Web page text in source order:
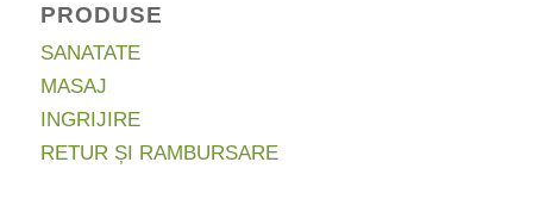
PRODUSE
SANATATE
MASAJ
INGRIJIRE
RETUR ȘI RAMBURSARE